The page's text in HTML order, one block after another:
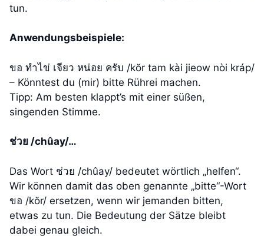
tun.
Anwendungsbeispiele:
ขอ ทำไข่ เจียว หน่อย ครับ /kŏr tam kài jieow nòi kráp/
– Könntest du (mir) bitte Rührei machen.
Tipp: Am besten klappt’s mit einer süßen,
singenden Stimme.
ช่วย /chûay/…
Das Wort ช่วย /chûay/ bedeutet wörtlich „helfen“.
Wir können damit das oben genannte „bitte“-Wort
ขอ /kŏr/ ersetzen, wenn wir jemanden bitten,
etwas zu tun. Die Bedeutung der Sätze bleibt
dabei genau gleich.